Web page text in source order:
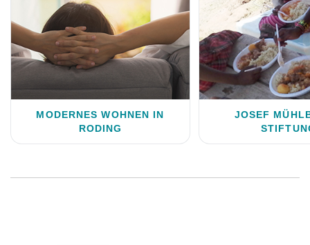
MODERNES WOHNEN IN
RODING
JOSEF